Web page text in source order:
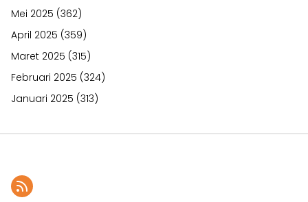
Mei 2025 (362)
April 2025 (359)
Maret 2025 (315)
Februari 2025 (324)
Januari 2025 (313)